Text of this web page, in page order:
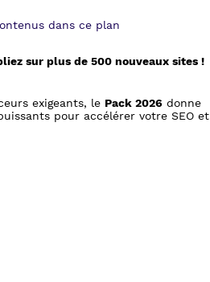
dans ce plan
sur plus de 500 nouveaux sites !
exigeants, le Pack 2026 donne
pour accélérer votre SEO et